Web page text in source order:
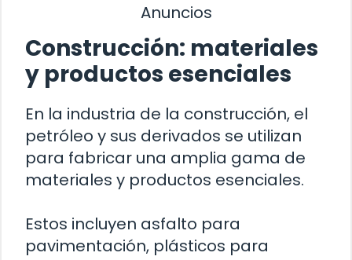
Anuncios
Construcción: materiales
y productos esenciales
En la industria de la construcción, el
petróleo y sus derivados se utilizan
para fabricar una amplia gama de
materiales y productos esenciales.
Estos incluyen asfalto para
pavimentación, plásticos para